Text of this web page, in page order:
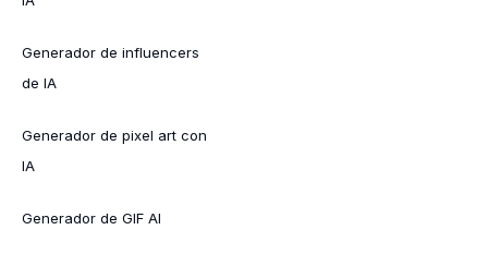
Generador de influencers
de IA
Generador de pixel art con
IA
Generador de GIF AI